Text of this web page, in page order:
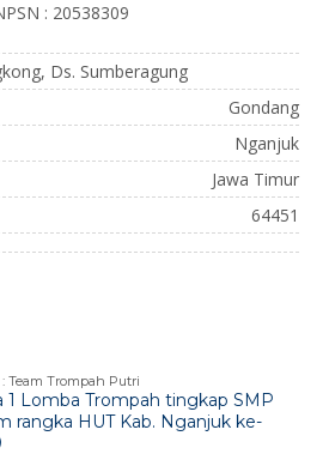
: 20538309
Ds. Sumberagung
Gondang
Nganjuk
Jawa Timur
64451
Team Trompah Putri
1 Lomba Trompah tingkap SMP
rangka HUT Kab. Nganjuk ke-